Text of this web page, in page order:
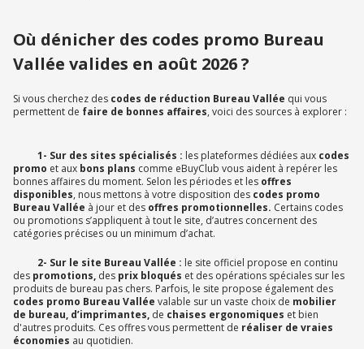
Où dénicher des codes promo Bureau
Vallée valides en août 2026 ?
Si vous cherchez des codes de réduction Bureau Vallée qui vous
permettent de faire de bonnes affaires, voici des sources à explorer :
1- Sur des sites spécialisés : les plateformes dédiées aux codes
promo et aux bons plans comme eBuyClub vous aident à repérer les
bonnes affaires du moment. Selon les périodes et les offres
disponibles, nous mettons à votre disposition des codes promo
Bureau Vallée à jour et des offres promotionnelles. Certains codes
ou promotions s’appliquent à tout le site, d’autres concernent des
catégories précises ou un minimum d’achat.
2- Sur le site Bureau Vallée : le site officiel propose en continu
des promotions, des prix bloqués et des opérations spéciales sur les
produits de bureau pas chers. Parfois, le site propose également des
codes promo Bureau Vallée valable sur un vaste choix de mobilier
de bureau, d’imprimantes, de chaises ergonomiques et bien
d'autres produits. Ces offres vous permettent de réaliser de vraies
économies au quotidien.